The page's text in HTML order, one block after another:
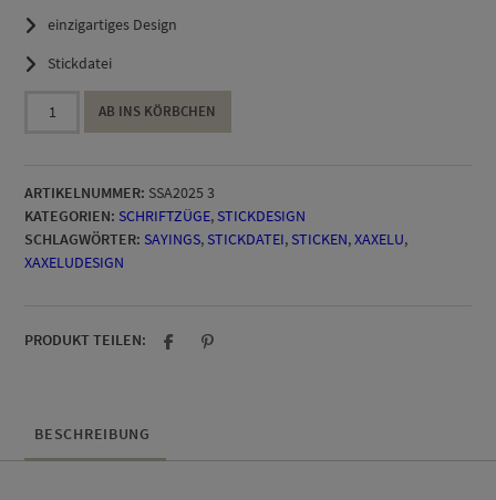
einzigartiges Design
Stickdatei
muss
nur
noch
[Digital]
AB INS KÖRBCHEN
ARTIKELNUMMER: SSA2025 3
KATEGORIEN: SCHRIFTZÜGE, STICKDESIGN
SCHLAGWÖRTER: SAYINGS, STICKDATEI, STICKEN,XAXELU,
XAXELUDESIGN
PRODUKT TEILEN:
BESCHREIBUNG